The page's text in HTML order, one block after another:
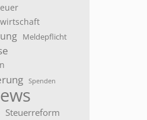
Meldepflicht
Spenden
Steuerreform